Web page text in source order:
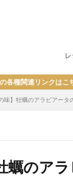
味】牡蠣のアラビアー
蠣のア